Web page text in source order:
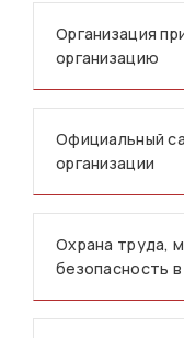
Организация
организацию
Официальный
организации
Охрана труда,
безопасность